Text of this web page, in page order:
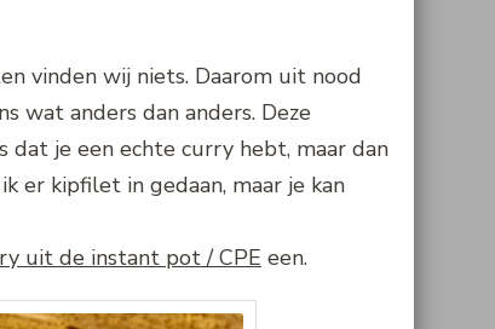
vinden wij niets. Daarom uit nood
wat anders dan anders. Deze
je een echte curry hebt, maar dan
er kipfilet in gedaan, maar je kan
uit de instant pot / CPE een.